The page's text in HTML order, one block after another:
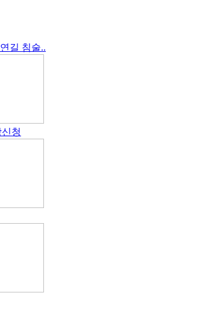
길 침술..
청